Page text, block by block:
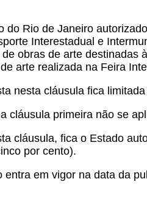
do Rio de Janeiro
Interestadual e
obras de arte
arte realizada na Feira
nesta cláusula fica
cláusula primeira não se
cláusula, fica o Estado
por cento).
entra em vigor na data da